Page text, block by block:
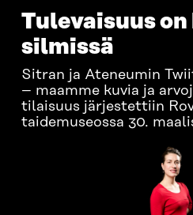
Tulevaisuus
silmissä
Sitran ja Ateneumin
– maamme kuvia ja
tilaisuus järjestettiin
taidemuseossa 30.